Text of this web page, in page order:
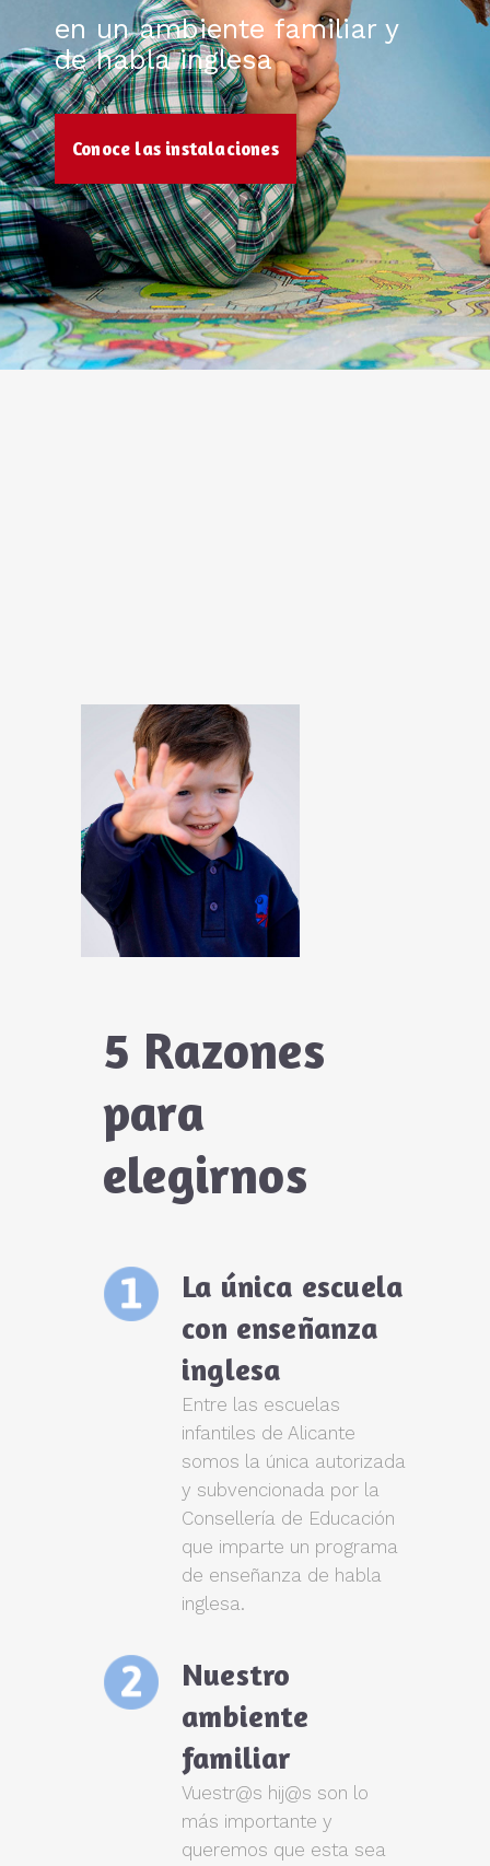
en un ambiente familiar y
de habla inglesa
Conoce las instalaciones
5 Razones
para
elegirnos
La única escuela
con enseñanza
inglesa
Entre las escuelas
infantiles de Alicante
somos la única autorizada
y subvencionada por la
Consellería de Educación
que imparte un programa
de enseñanza de habla
inglesa.
Nuestro
ambiente
familiar
Vuestr@s hij@s son lo
más importante y
queremos que esta sea